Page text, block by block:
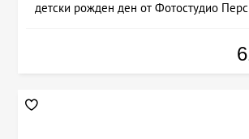
детски рожден ден от Фотостудио